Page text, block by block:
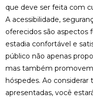
que deve ser feita com
A acessibilidade,
oferecidos são
estadia confortável e
público não apenas
mas também
hóspedes. Ao considerar
apresentadas, você